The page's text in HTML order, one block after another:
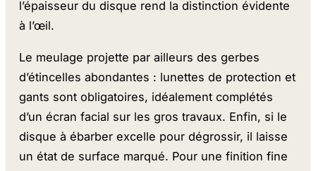
l’épaisseur du disque rend la distinction évidente
à l’œil.
Le meulage projette par ailleurs des gerbes
d’étincelles abondantes : lunettes de protection et
gants sont obligatoires, idéalement complétés
d’un écran facial sur les gros travaux. Enfin, si le
disque à ébarber excelle pour dégrossir, il laisse
un état de surface marqué. Pour une finition fine